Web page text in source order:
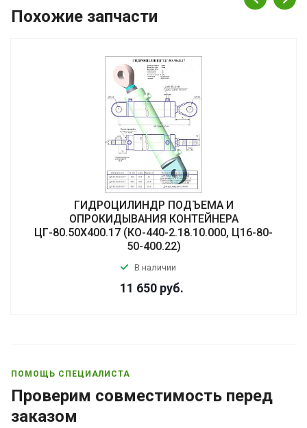
Похожие запчасти
ГИДРОЦИЛИНДР ПОДЪЕМА И
ОПРОКИДЫВАНИЯ КОНТЕЙНЕРА
ЦГ-80.50Х400.17 (КО-440-2.18.10.000, Ц16-80-
50-400.22)
В наличии
11 650 руб.
ПОМОЩЬ СПЕЦИАЛИСТА
Проверим совместимость перед
заказом